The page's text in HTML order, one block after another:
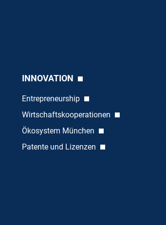
INNOVATION
Entrepreneurship
Wirtschaftskooperationen
Ökosystem München
Patente und Lizenzen